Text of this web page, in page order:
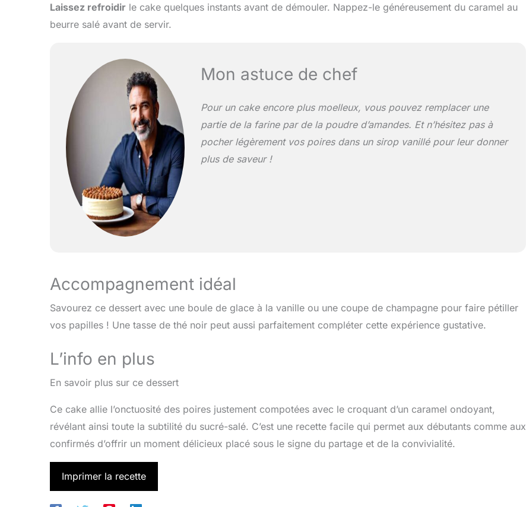
Laissez refroidir le cake quelques instants avant de démouler. Nappez-le généreusement du caramel au
beurre salé avant de servir.
Mon astuce de chef
Pour un cake encore plus moelleux, vous pouvez remplacer une
partie de la farine par de la poudre d’amandes. Et n’hésitez pas à
pocher légèrement vos poires dans un sirop vanillé pour leur donner
plus de saveur !
Accompagnement idéal
Savourez ce dessert avec une boule de glace à la vanille ou une coupe de champagne pour faire pétiller
vos papilles ! Une tasse de thé noir peut aussi parfaitement compléter cette expérience gustative.
L’info en plus
En savoir plus sur ce dessert
Ce cake allie l’onctuosité des poires justement compotées avec le croquant d’un caramel ondoyant,
révélant ainsi toute la subtilité du sucré-salé. C’est une recette facile qui permet aux débutants comme aux
confirmés d’offrir un moment délicieux placé sous le signe du partage et de la convivialité.
Imprimer la recette